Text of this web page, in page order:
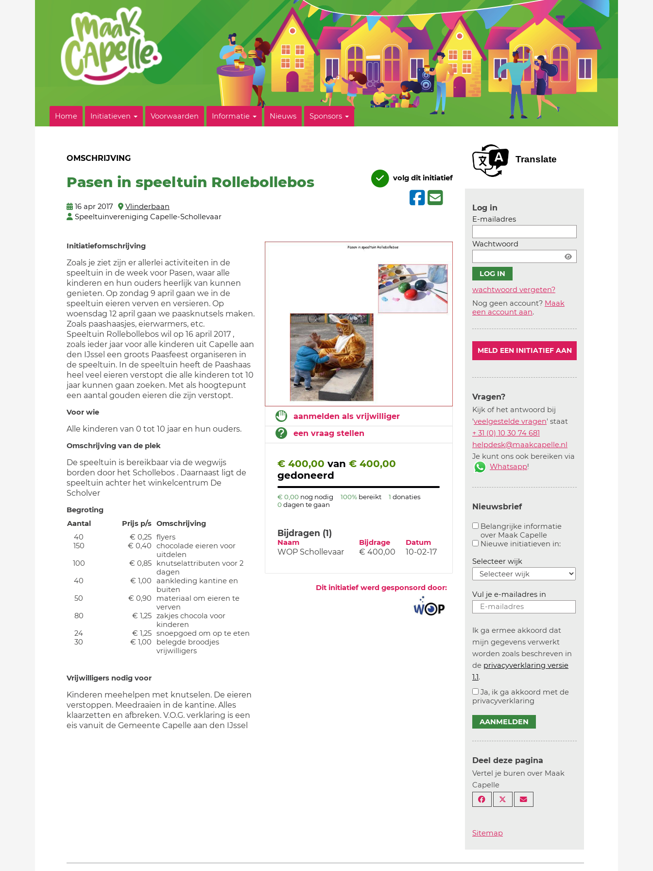
Home Initiatieven Voorwaarden Informatie Nieuws Sponsors
OMSCHRIJVING
Pasen in speeltuin Rollebollebos
16 apr 2017
Vlinderbaan
Speeltuinvereniging Capelle-Schollevaar
volg dit initiatief
aanmelden als vrijwilliger
een vraag stellen
€ 400,00 van € 400,00
gedoneerd
€ 0,00 nog nodig 100% bereikt 1 donaties
0 dagen te gaan
Bijdragen (1)
Naam Bijdrage Datum
WOP Schollevaar € 400,00 10-02-17
Dit initiatief werd gesponsord door:
Initiatiefomschrijving
Zoals je ziet zijn er allerlei activiteiten in de
speeltuin in de week voor Pasen, waar alle
kinderen en hun ouders heerlijk van kunnen
genieten. Op zondag 9 april gaan we in de
speeltuin eieren verven en versieren. Op
woensdag 12 april gaan we paasknutsels maken.
Zoals paashaasjes, eierwarmers, etc.
Speeltuin Rollebollebos wil op 16 april 2017 ,
zoals ieder jaar voor alle kinderen uit Capelle aan
den IJssel een groots Paasfeest organiseren in
de speeltuin. In de speeltuin heeft de Paashaas
heel veel eieren verstopt die alle kinderen tot 10
jaar kunnen gaan zoeken. Met als hoogtepunt
een aantal gouden eieren die zijn verstopt.
Voor wie
Alle kinderen van 0 tot 10 jaar en hun ouders.
Omschrijving van de plek
De speeltuin is bereikbaar via de wegwijs
borden door het Schollebos . Daarnaast ligt de
speeltuin achter het winkelcentrum De
Scholver
Begroting
Aantal
Prijs p/s Omschrijving
40
€ 0,25 flyers
150
€ 0,40
chocolade eieren voor
uitdelen
100
€ 0,85
knutselattributen voor 2
dagen
40
€ 1,00
aankleding kantine en
buiten
50
€ 0,90
materiaal om eieren te
verven
80
€ 1,25 zakjes chocola voor
kinderen
24
€ 1,25 snoepgoed om op te eten
30
€ 1,00
belegde broodjes
vrijwilligers
Vrijwilligers nodig voor
Kinderen meehelpen met knutselen. De eieren
verstoppen. Meedraaien in de kantine. Alles
klaarzetten en afbreken. V.O.G. verklaring is een
eis vanuit de Gemeente Capelle aan den IJssel
Translate
Log in
E-mailadres
Wachtwoord
wachtwoord vergeten?
Nog geen account? Maak
een account aan.
MELD EEN INITIATIEF AAN
Vragen?
Kijk of het antwoord bij
'veelgestelde vragen' staat
+ 31 (0) 10 30 74 681
helpdesk@maakcapelle.nl
Je kunt ons ook bereiken via
Whatsapp!
Nieuwsbrief
Belangrijke informatie
over Maak Capelle
Aanvinken om belangrijke informatie over
Nieuwe initiatieven in:Aanvinken om
Selecteer wijk
Vul je e-mailadres in
Ik ga ermee akkoord dat
mijn gegevens verwerkt
worden zoals beschreven in
de privacyverklaring versie
1.1.
Ja, ik ga akkoord met de
privacyverklaring
AANMELDEN
Deel deze pagina
Vertel je buren over Maak
Capelle
Sitemap